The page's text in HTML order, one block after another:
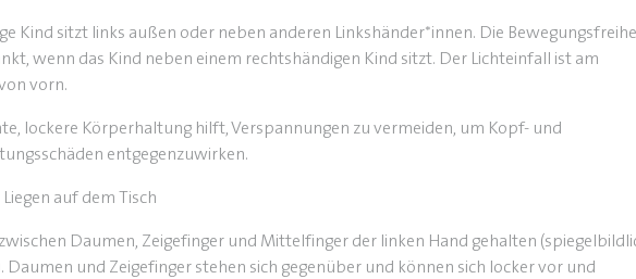
Kind sitzt links außen oder neben anderen Linkshänder*innen. Die
wenn das Kind neben einem rechtshändigen Kind sitzt. Der Lichteinfall ist am
vorn.
lockere Körperhaltung hilft, Verspannungen zu vermeiden, um Kopf- und
entgegenzuwirken.
Liegen auf dem Tisch
Daumen, Zeigefinger und Mittelfinger der linken Hand gehalten
und Zeigefinger stehen sich gegenüber und können sich locker vor und